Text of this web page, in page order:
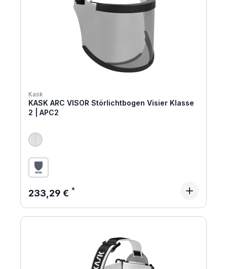
Kask
KASK ARC VISOR Störlichtbogen Visier Klasse
2 | APC2
Regulärer Preis:
233,29 €